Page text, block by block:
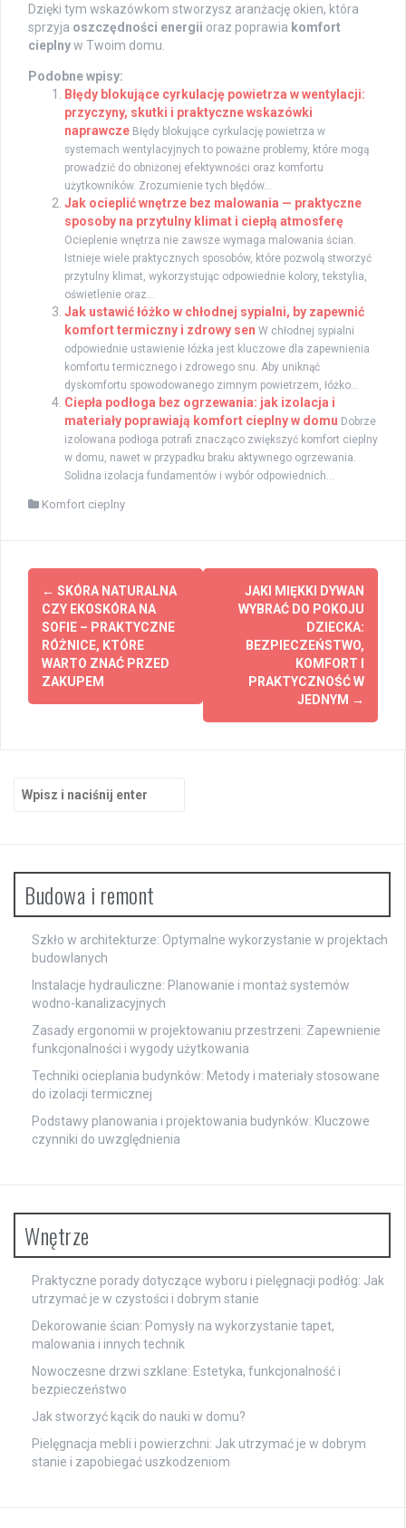
Dzięki tym wskazówkom stworzysz aranżację okien, która
sprzyja oszczędności energii oraz poprawia komfort
cieplnyw Twoim domu.
Podobne wpisy:
Błędy blokujące cyrkulację powietrza w wentylacji:
przyczyny, skutki i praktyczne wskazówki
naprawcze Błędy blokujące cyrkulację powietrza w
systemach wentylacyjnych to poważne problemy, które mogą
prowadzić do obniżonej efektywności oraz komfortu
użytkowników. Zrozumienie tych błędów...
Jak ocieplić wnętrze bez malowania — praktyczne
sposoby na przytulny klimat i ciepłą atmosferę
Ocieplenie wnętrza nie zawsze wymaga malowania ścian.
Istnieje wiele praktycznych sposobów, które pozwolą stworzyć
przytulny klimat, wykorzystując odpowiednie kolory, tekstylia,
oświetlenie oraz...
Jak ustawić łóżko w chłodnej sypialni, by zapewnić
komfort termiczny i zdrowy sen W chłodnej sypialni
odpowiednie ustawienie łóżka jest kluczowe dla zapewnienia
komfortu termicznego i zdrowego snu. Aby uniknąć
dyskomfortu spowodowanego zimnym powietrzem, łóżko...
Ciepła podłoga bez ogrzewania: jak izolacja i
materiały poprawiają komfort cieplny w domu Dobrze
izolowana podłoga potrafi znacząco zwiększyć komfort cieplny
w domu, nawet w przypadku braku aktywnego ogrzewania.
Solidna izolacja fundamentów i wybór odpowiednich...
Komfort cieplny
Zobacz
wpisy
← SKÓRA NATURALNA
CZY EKOSKÓRA NA
SOFIE – PRAKTYCZNE
RÓŻNICE, KTÓRE
WARTO ZNAĆ PRZED
ZAKUPEM
JAKI MIĘKKI DYWAN
WYBRAĆ DO POKOJU
DZIECKA:
BEZPIECZEŃSTWO,
KOMFORT I
PRAKTYCZNOŚĆ W
JEDNYM →
Budowa i remont
Szkło w architekturze: Optymalne wykorzystanie w projektach
budowlanych
Instalacje hydrauliczne: Planowanie i montaż systemów
wodno-kanalizacyjnych
Zasady ergonomii w projektowaniu przestrzeni: Zapewnienie
funkcjonalności i wygody użytkowania
Techniki ocieplania budynków: Metody i materiały stosowane
do izolacji termicznej
Podstawy planowania i projektowania budynków: Kluczowe
czynniki do uwzględnienia
Wnętrze
Praktyczne porady dotyczące wyboru i pielęgnacji podłóg: Jak
utrzymać je w czystości i dobrym stanie
Dekorowanie ścian: Pomysły na wykorzystanie tapet,
malowania i innych technik
Nowoczesne drzwi szklane: Estetyka, funkcjonalność i
bezpieczeństwo
Jak stworzyć kącik do nauki w domu?
Pielęgnacja mebli i powierzchni: Jak utrzymać je w dobrym
stanie i zapobiegać uszkodzeniom